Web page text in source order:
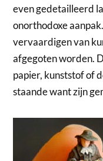
even gedetailleerd
onorthodoxe
vervaardigen van
afgegoten worden.
papier, kunststof of
staande want zijn